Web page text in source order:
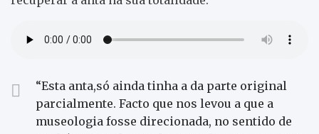
“Esta anta,só ainda tinha a da parte original
parcialmente. Facto que nos levou a que a
museologia fosse direcionada, no sentido de